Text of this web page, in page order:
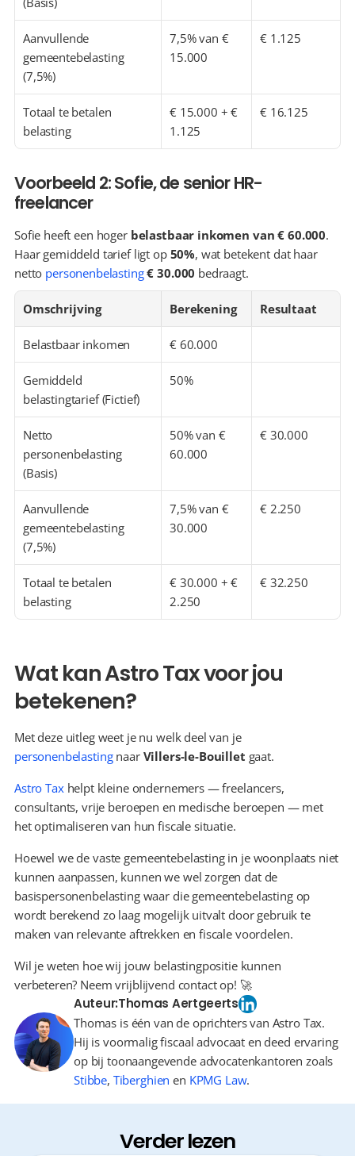
Aanvullende
gemeentebelasting
(7,5%)
7,5% van €
15.000
€ 1.125
Totaal te betalen
belasting
€ 15.000 + €
1.125
€ 16.125
Voorbeeld 2: Sofie, de senior HR-
freelancer
Sofie heeft een hoger belastbaar inkomen van € 60.000.
Haar gemiddeld tarief ligt op 50%, wat betekent dat haar
netto personenbelasting€ 30.000 bedraagt.
Omschrijving Berekening Resultaat
Belastbaar inkomen € 60.000
Gemiddeld
belastingtarief (Fictief)
50%
Netto
personenbelasting
(Basis)
50% van €
60.000
€ 30.000
Aanvullende
gemeentebelasting
(7,5%)
7,5% van €
30.000
€ 2.250
Totaal te betalen
belasting
€ 30.000 + €
2.250
€ 32.250
Wat kan Astro Tax voor jou
betekenen?
Met deze uitleg weet je nu welk deel van je
personenbelasting naar Villers-le-Bouillet gaat.
Astro Tax helpt kleine ondernemers — freelancers,
consultants, vrije beroepen en medische beroepen — met
het optimaliseren van hun fiscale situatie.
Hoewel we de vaste gemeentebelasting in je woonplaats niet
kunnen aanpassen, kunnen we wel zorgen dat de
basispersonenbelasting waar die gemeentebelasting op
wordt berekend zo laag mogelijk uitvalt door gebruik te
maken van relevante aftrekken en fiscale voordelen.
Wil je weten hoe wij jouw belastingpositie kunnen
verbeteren? Neem vrijblijvend contact op! 🚀
Auteur:Thomas Aertgeerts
Thomas is één van de oprichters van Astro Tax.
Hij is voormalig fiscaal advocaat en deed ervaring
op bij toonaangevende advocatenkantoren zoals
Stibbe, Tiberghien en KPMG Law.
Verder lezen